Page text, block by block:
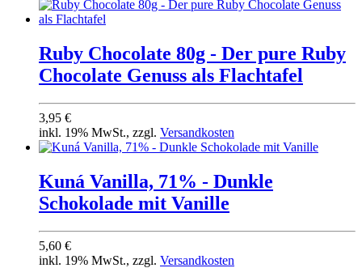
Ruby Chocolate 80g - Der pure Ruby
Chocolate Genuss als Flachtafel
3,95 €
inkl. 19% MwSt., zzgl. Versandkosten
Kuná Vanilla, 71% - Dunkle
Schokolade mit Vanille
5,60 €
inkl. 19% MwSt., zzgl. Versandkosten